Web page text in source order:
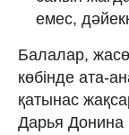
емес,
Балалар,
көбінде ата-
қатынас
Дарья Донина